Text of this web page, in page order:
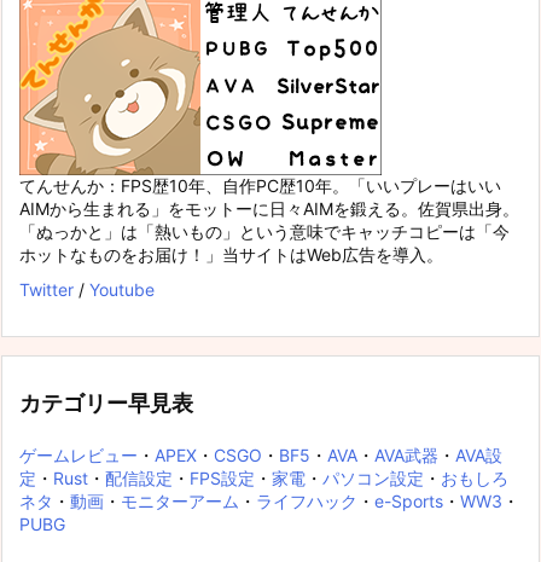
てんせんか：FPS歴10年、自作PC歴10年。「いいプレーはいい
AIMから生まれる」をモットーに日々AIMを鍛える。佐賀県出身。
「ぬっかと」は「熱いもの」という意味でキャッチコピーは「今
ホットなものをお届け！」当サイトはWeb広告を導入。
Twitter / Youtube
カテゴリー早見表
ゲームレビュー ・ APEX ・ CSGO ・ BF5 ・ AVA ・ AVA武器 ・ AVA設
定 ・ Rust ・ 配信設定 ・ FPS設定 ・ 家電 ・ パソコン設定 ・ おもしろ
ネタ ・ 動画 ・ モニターアーム ・ ライフハック ・ e-Sports ・ WW3 ・
PUBG